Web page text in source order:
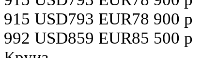
915 USD793 EUR78 900 р
992 USD859 EUR85 500 р